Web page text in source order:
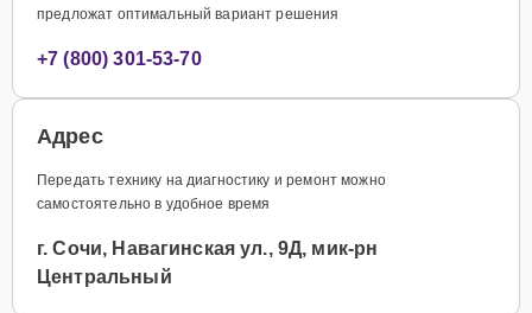
предложат оптимальный вариант решения
+7 (800) 301-53-70
Адрес
Передать технику на диагностику и ремонт можно
самостоятельно в удобное время
г. Сочи, Навагинская ул., 9Д, мик-рн
Центральный